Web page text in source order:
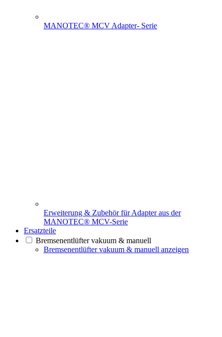
MANOTEC® MCV Adapter- Serie
Erweiterung & Zubehör für Adapter aus der
MANOTEC® MCV-Serie
Ersatzteile
Bremsenentlüfter vakuum & manuell
Bremsenentlüfter vakuum & manuell anzeigen